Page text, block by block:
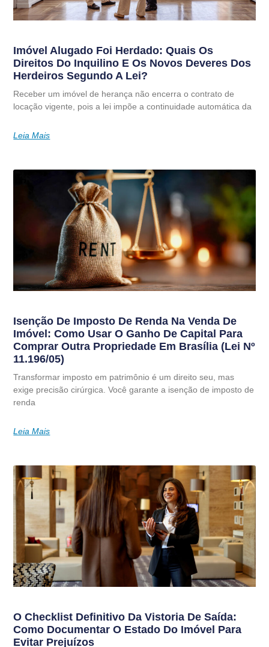
Imóvel Alugado Foi Herdado: Quais Os
Direitos Do Inquilino E Os Novos Deveres Dos
Herdeiros Segundo A Lei?
Receber um imóvel de herança não encerra o contrato de
locação vigente, pois a lei impõe a continuidade automática da
Leia Mais
Isenção De Imposto De Renda Na Venda De
Imóvel: Como Usar O Ganho De Capital Para
Comprar Outra Propriedade Em Brasília (Lei Nº
11.196/05)
Transformar imposto em patrimônio é um direito seu, mas
exige precisão cirúrgica. Você garante a isenção de imposto de
renda
Leia Mais
O Checklist Definitivo Da Vistoria De Saída:
Como Documentar O Estado Do Imóvel Para
Evitar Prejuízos